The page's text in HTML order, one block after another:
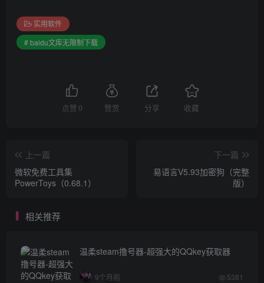
实用软件
# baidu文库无限制下载
点赞 0 赞赏 分享 收藏
上一篇
微软免费工具集
PowerToys（0.68.1）
下一篇
易语言V5.93加密狗（完整
版）
相关推荐
温柔steam撸号器-超强大的QQkey获取器
9个月前 5381